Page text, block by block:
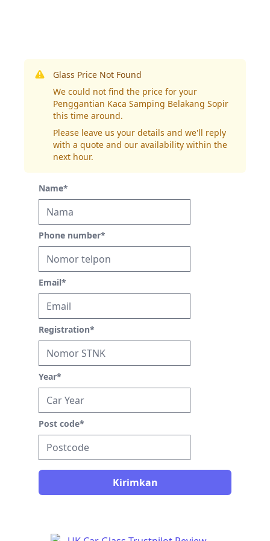
Glass Price Not Found
We could not find the price for your
Penggantian Kaca Samping Belakang Sopir
this time around.
Please leave us your details and we'll reply
with a quote and our availability within the
next hour.
Name*
Phone number*
Email*
Registration*
Year*
Post code*
Kirimkan